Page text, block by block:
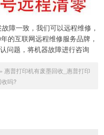
障一致，我们可以远程维修，
的互联网远程维修服务品牌，
问题，将机器故障进行咨询
» 惠普打印机有废墨回收_惠普打印
吗?